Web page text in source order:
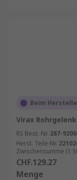
Beim
Virax
RS Best.-Nr. 287-9200
Herst. Teile-Nr.
Zwischensumme (1
CHF.129.27
Menge